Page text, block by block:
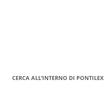
CERCA ALL’INTERNO DI PONTILEX